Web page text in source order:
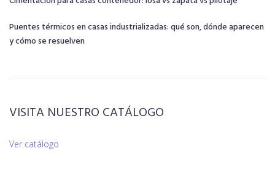
Puentes térmicos en casas industrializadas: qué son, dónde aparecen
y cómo se resuelven
VISITA NUESTRO CATÁLOGO
Ver catálogo